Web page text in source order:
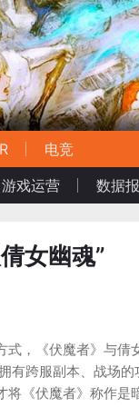
电竞
游戏运营 数据
女幽魂”
式，《伏魔者》与倩
有跨服副本、战场
《伏魔者》称作是